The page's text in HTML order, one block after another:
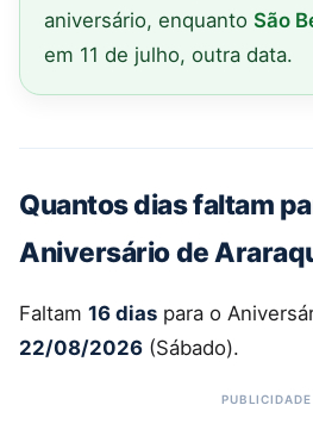
aniversário, enquanto São
em 11 de julho, outra data.
Quantos dias faltam
Aniversário de
Faltam 16 dias para o
22/08/2026 (Sábado).